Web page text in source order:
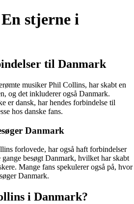
stjerne i
til Danmark
musiker Phil Collins, har skabt en
og det inkluderer også Danmark.
er dansk, har hendes forbindelse til
hos danske fans.
Danmark
forlovede, har også haft forbindelser
besøgt Danmark, hvilket har skabt
Mange fans spekulerer også på, hvor
Danmark.
i Danmark?